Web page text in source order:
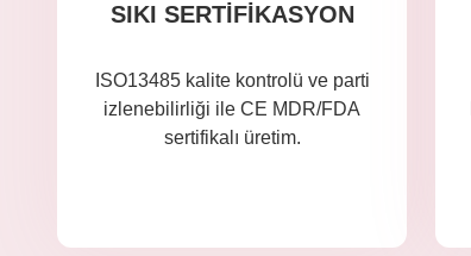
SIKI SERTIFIKASYON
ISO13485 kalite kontrolü ve parti
izlenebilirliği ile CE MDR/FDA
sertifikalı üretim.